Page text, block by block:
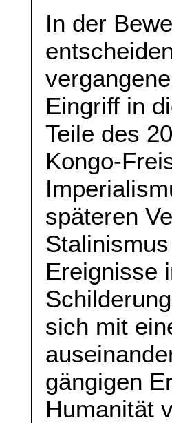
In der
Eingriff in
Teile des
Kongo-
späteren
Ereignisse
sich mit
gängigen
Humanität